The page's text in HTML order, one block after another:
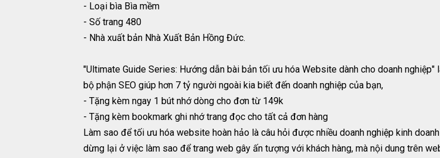
- Loại bìa Bìa mềm
- Số trang 480
- Nhà xuất bản Nhà Xuất Bản Hồng Đức.
"Ultimate Guide Series: Hướng dẫn bài bản tối ưu hóa Website dành cho doanh
bộ phận SEO giúp hơn 7 tỷ người ngoài kia biết đến doanh nghiệp của bạn,
- Tặng kèm ngay 1 bút nhớ dòng cho đơn từ 149k
- Tặng kèm bookmark ghi nhớ trang đọc cho tất cả đơn hàng
Làm sao để tối ưu hóa website hoàn hảo là câu hỏi được nhiều doanh nghiệp kinh
dừng lại ở việc làm sao để trang web gây ấn tượng với khách hàng, mà nội dung trên